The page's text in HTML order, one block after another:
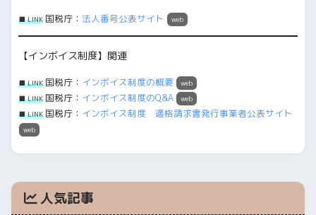
■ LINK 国税庁： 法人番号公表サイト web
【インボイス制度】関連
■ LINK 国税庁： インボイス制度の概要 web
■ LINK 国税庁： インボイス制度のQ&A web
■ LINK 国税庁： インボイス制度 適格請求書発行事業者公表サイト
web
人気記事